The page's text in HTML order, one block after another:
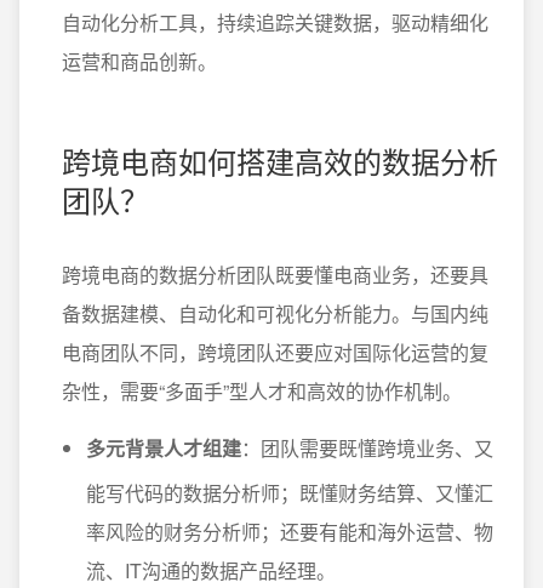
自动化分析工具，持续追踪关键数据，驱动精细化
运营和商品创新。
跨境电商如何搭建高效的数据分析
团队？
跨境电商的数据分析团队既要懂电商业务，还要具
备数据建模、自动化和可视化分析能力。与国内纯
电商团队不同，跨境团队还要应对国际化运营的复
杂性，需要“多面手”型人才和高效的协作机制。
多元背景人才组建：团队需要既懂跨境业务、又
能写代码的数据分析师；既懂财务结算、又懂汇
率风险的财务分析师；还要有能和海外运营、物
流、IT沟通的数据产品经理。